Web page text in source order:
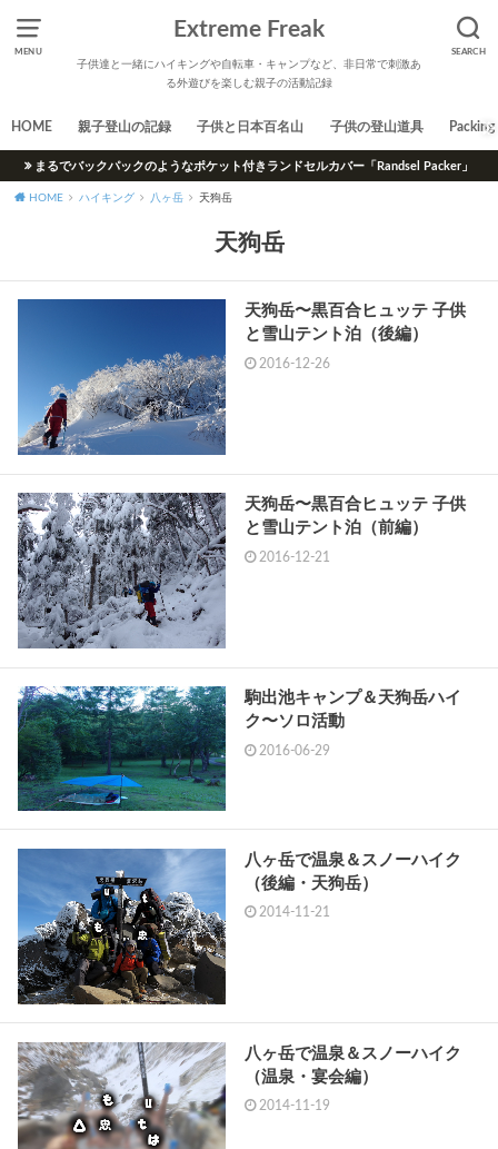
MENU SEARCH
Extreme Freak
子供達と一緒にハイキングや自転車・キャンプなど、非日常で刺激あ
る外遊びを楽しむ親子の活動記録
HOME 親子登山の記録 子供と日本百名山 子供の登山道具 Packing
まるでバックパックのようなポケット付きランドセルカバー「Randsel Packer」
HOME ハイキング 八ヶ岳 天狗岳
天狗岳
天狗岳〜黒百合ヒュッテ 子供
と雪山テント泊（後編）
2016-12-26
天狗岳〜黒百合ヒュッテ 子供
と雪山テント泊（前編）
2016-12-21
駒出池キャンプ＆天狗岳ハイ
ク〜ソロ活動
2016-06-29
八ヶ岳で温泉＆スノーハイク
（後編・天狗岳）
2014-11-21
八ヶ岳で温泉＆スノーハイク
（温泉・宴会編）
2014-11-19